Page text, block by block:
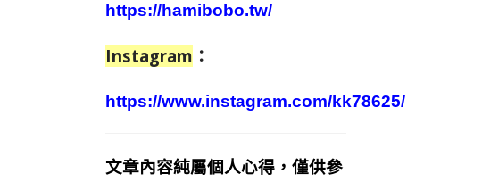
https://hamibobo.tw/
Instagram ：
https://www.instagram.com/kk78625/
文章內容純屬個人心得，僅供參